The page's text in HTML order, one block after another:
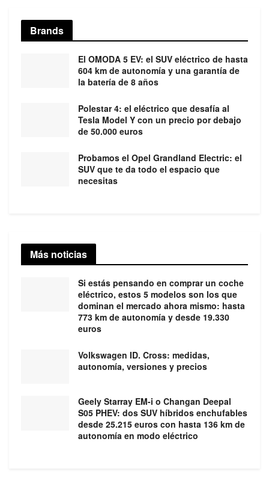
Brands
El OMODA 5 EV: el SUV eléctrico de hasta
604 km de autonomía y una garantía de
la batería de 8 años
Polestar 4: el eléctrico que desafía al
Tesla Model Y con un precio por debajo
de 50.000 euros
Probamos el Opel Grandland Electric: el
SUV que te da todo el espacio que
necesitas
Más noticias
Si estás pensando en comprar un coche
eléctrico, estos 5 modelos son los que
dominan el mercado ahora mismo: hasta
773 km de autonomía y desde 19.330
euros
Volkswagen ID. Cross: medidas,
autonomía, versiones y precios
Geely Starray EM-i o Changan Deepal
S05 PHEV: dos SUV híbridos enchufables
desde 25.215 euros con hasta 136 km de
autonomía en modo eléctrico